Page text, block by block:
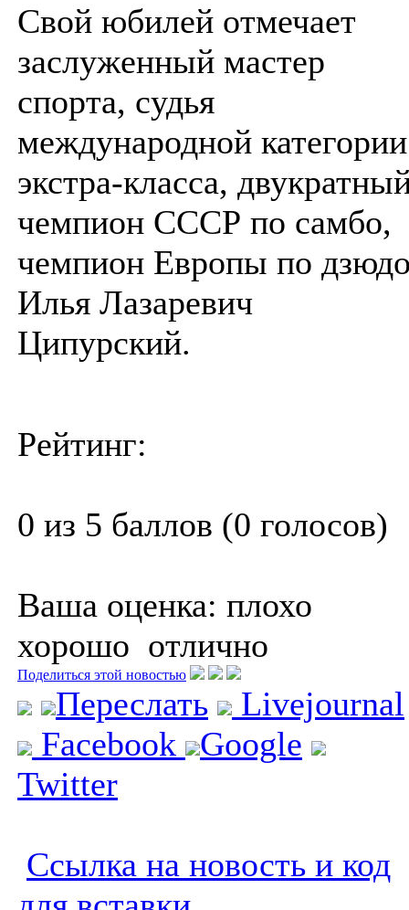
Свой юбилей отмечает
заслуженный мастер
спорта, судья
международной категории
экстра-класса,
чемпион СССР по самбо,
чемпион Европы по
Илья Лазаревич
Ципурский.
Рейтинг:
0 из 5 баллов (0 голосов)
Ваша оценка: плохо
хорошо отлично
Поделиться этой новостью
Переслать
Livejournal
Facebook
Google
Twitter
Ссылка на новость и код